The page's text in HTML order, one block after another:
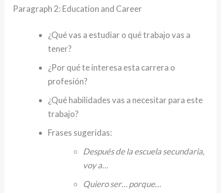
Paragraph 2: Education and Career
¿Qué vas a estudiar o qué trabajo vas a
tener?
¿Por qué te interesa esta carrera o
profesión?
¿Qué habilidades vas a necesitar para este
trabajo?
Frases sugeridas:
Después de la escuela secundaria,
voy a…
Quiero ser… porque…